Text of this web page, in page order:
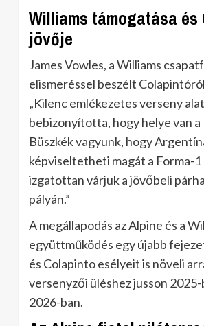
Williams támogatása és
jövője
James Vowles, a Williams
elismeréssel beszélt
„Kilenc emlékezetes verseny
bebizonyította, hogy helye van a
Büszkék vagyunk, hogy
képviseltetheti magát a Forma-1
izgatottan várjuk a jövőbeli
pályán.”
A megállapodás az Alpine és a
együttműködés egy újabb
és Colapinto esélyeit is növeli
versenyzői üléshez jusson
2026-ban.